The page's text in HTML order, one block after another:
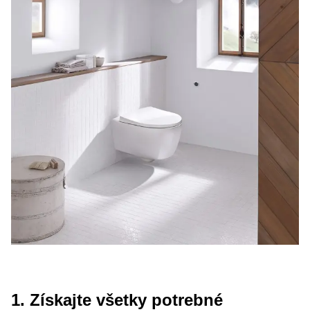
1. Získajte všetky potrebné